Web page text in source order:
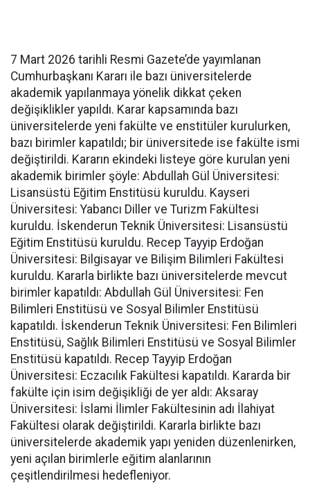
7 Mart 2026 tarihli Resmi Gazete’de yayımlanan
Cumhurbaşkanı Kararı ile bazı üniversitelerde
akademik yapılanmaya yönelik dikkat çeken
değişiklikler yapıldı. Karar kapsamında bazı
üniversitelerde yeni fakülte ve enstitüler kurulurken,
bazı birimler kapatıldı; bir üniversitede ise fakülte ismi
değiştirildi. Kararın ekindeki listeye göre kurulan yeni
akademik birimler şöyle: Abdullah Gül Üniversitesi:
Lisansüstü Eğitim Enstitüsü kuruldu. Kayseri
Üniversitesi: Yabancı Diller ve Turizm Fakültesi
kuruldu. İskenderun Teknik Üniversitesi: Lisansüstü
Eğitim Enstitüsü kuruldu. Recep Tayyip Erdoğan
Üniversitesi: Bilgisayar ve Bilişim Bilimleri Fakültesi
kuruldu. Kararla birlikte bazı üniversitelerde mevcut
birimler kapatıldı: Abdullah Gül Üniversitesi: Fen
Bilimleri Enstitüsü ve Sosyal Bilimler Enstitüsü
kapatıldı. İskenderun Teknik Üniversitesi: Fen Bilimleri
Enstitüsü, Sağlık Bilimleri Enstitüsü ve Sosyal Bilimler
Enstitüsü kapatıldı. Recep Tayyip Erdoğan
Üniversitesi: Eczacılık Fakültesi kapatıldı. Kararda bir
fakülte için isim değişikliği de yer aldı: Aksaray
Üniversitesi: İslami İlimler Fakültesinin adı İlahiyat
Fakültesi olarak değiştirildi. Kararla birlikte bazı
üniversitelerde akademik yapı yeniden düzenlenirken,
yeni açılan birimlerle eğitim alanlarının
çeşitlendirilmesi hedefleniyor.